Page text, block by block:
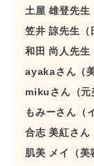
土屋 雄登先生
笠井 諒先生（
和田 尚人先生
ayakaさん（
mikuさん（元
もみーさん（
合志 美紅さん
肌美 メイ（美